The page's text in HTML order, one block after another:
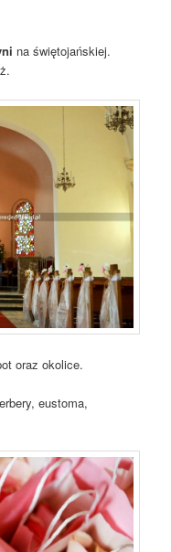
na świętojańskiej.
oraz okolice.
eustoma,